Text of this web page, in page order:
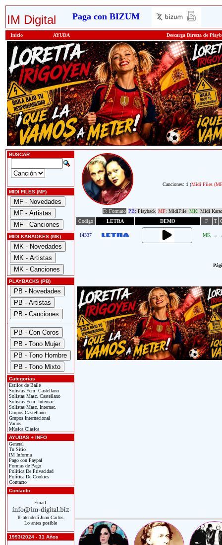
IM Digital Paga con BIZUM
Inicio AYUDA Descarga Directa de
BUSCAR
MIDI FILES (MF)
MIDI KARAOKES (MK)
PLAYBACKS (PB)
Categorías
Estilos de Baile
Solistas Fem. Castellano
Solistas Masc. Castellano
Solistas Fem. Internac.
Solistas Masc. Internac.
Grupos Castellano
Grupos Internacional
Varios
Música Clásica
AYUDAS + INFO
General
Tu Sitio
IM Informa
Pago con Paypal
Formas de Pago
Política De Privacidad
Política De Cookies
Contacto
Contacto
Email:
Te atenderá Juan Carlos.
Lo antes posible
1993/2024 - 31 Años
Canciones: 1 (Midi Files
F: Formato PB: Playback MF: MidiFile MK: Midi
Código
LETRA DEMO F T
14337 MK -